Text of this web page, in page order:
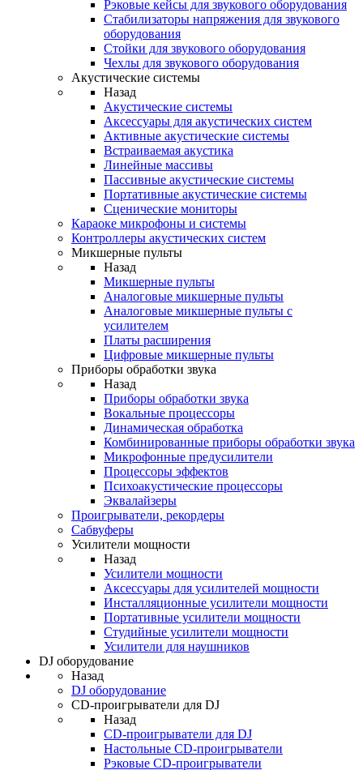
Рэковые кейсы для звукового оборудования
Стабилизаторы напряжения для звукового
оборудования
Стойки для звукового оборудования
Чехлы для звукового оборудования
Акустические системы
Назад
Акустические системы
Аксессуары для акустических систем
Активные акустические системы
Встраиваемая акустика
Линейные массивы
Пассивные акустические системы
Портативные акустические системы
Сценические мониторы
Караоке микрофоны и системы
Контроллеры акустических систем
Микшерные пульты
Назад
Микшерные пульты
Аналоговые микшерные пульты
Аналоговые микшерные пульты с
усилителем
Платы расширения
Цифровые микшерные пульты
Приборы обработки звука
Назад
Приборы обработки звука
Вокальные процессоры
Динамическая обработка
Комбинированные приборы обработки звука
Микрофонные предусилители
Процессоры эффектов
Психоакустические процессоры
Эквалайзеры
Проигрыватели, рекордеры
Сабвуферы
Усилители мощности
Назад
Усилители мощности
Аксессуары для усилителей мощности
Инсталляционные усилители мощности
Портативные усилители мощности
Студийные усилители мощности
Усилители для наушников
DJ оборудование
Назад
DJ оборудование
CD-проигрыватели для DJ
Назад
CD-проигрыватели для DJ
Настольные CD-проигрыватели
Рэковые CD-проигрыватели